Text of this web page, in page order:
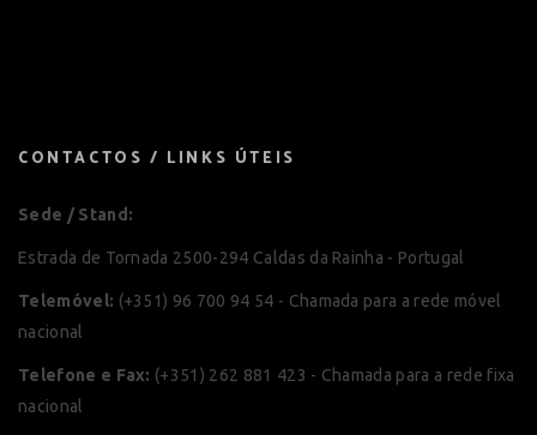
CONTACTOS / LINKS ÚTEIS
Sede / Stand:
Estrada de Tornada 2500-294 Caldas da Rainha - Portugal
Telemóvel: (+351) 96 700 94 54 - Chamada para a rede móvel
nacional
Telefone e Fax: (+351) 262 881 423 - Chamada para a rede fixa
nacional